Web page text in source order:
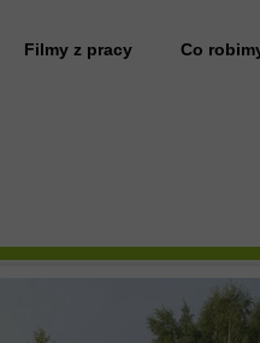
Filmy z pracy Co